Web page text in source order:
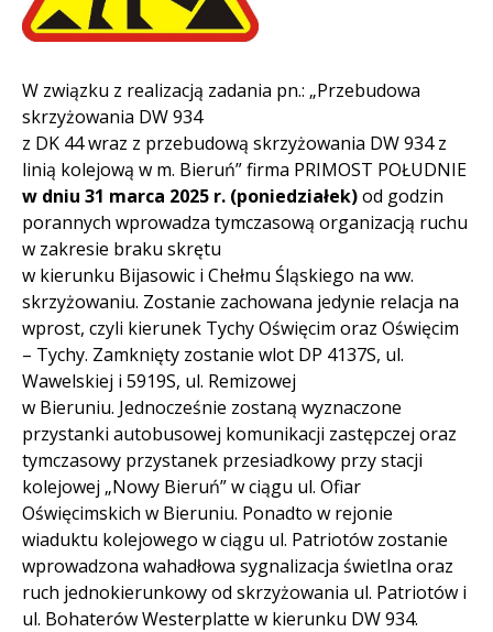
W związku z realizacją zadania pn.: „Przebudowa
skrzyżowania DW 934
z DK 44 wraz z przebudową skrzyżowania DW 934 z
linią kolejową w m. Bieruń” firma PRIMOST POŁUDNIE
w dniu 31 marca 2025 r. (poniedziałek)od godzin
porannych wprowadza tymczasową organizacją ruchu
w zakresie braku skrętu
w kierunku Bijasowic i Chełmu Śląskiego na ww.
skrzyżowaniu. Zostanie zachowana jedynie relacja na
wprost, czyli kierunek Tychy Oświęcim oraz Oświęcim
– Tychy. Zamknięty zostanie wlot DP 4137S, ul.
Wawelskiej i 5919S, ul. Remizowej
w Bieruniu. Jednocześnie zostaną wyznaczone
przystanki autobusowej komunikacji zastępczej oraz
tymczasowy przystanek przesiadkowy przy stacji
kolejowej „Nowy Bieruń” w ciągu ul. Ofiar
Oświęcimskich w Bieruniu. Ponadto w rejonie
wiaduktu kolejowego w ciągu ul. Patriotów zostanie
wprowadzona wahadłowa sygnalizacja świetlna oraz
ruch jednokierunkowy od skrzyżowania ul. Patriotów i
ul. Bohaterów Westerplatte w kierunku DW 934.